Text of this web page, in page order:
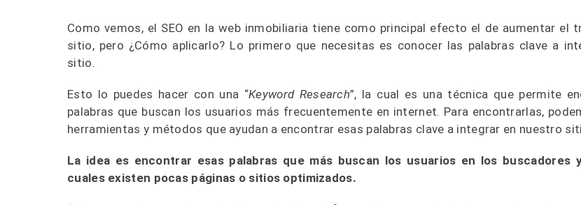
Como vemos, el SEO en la web inmobiliaria tiene como principal efecto el de aumentar el
sitio, pero ¿Cómo aplicarlo? Lo primero que necesitas es conocer las palabras clave a
sitio.
Esto lo puedes hacer con una “Keyword Research”, la cual es una técnica que permite
palabras que buscan los usuarios más frecuentemente en internet. Para encontrarlas,
herramientas y métodos que ayudan a encontrar esas palabras clave a integrar en nuestro
La idea es encontrar esas palabras que más buscan los usuarios en los buscadores
cuales existen pocas páginas o sitios optimizados.